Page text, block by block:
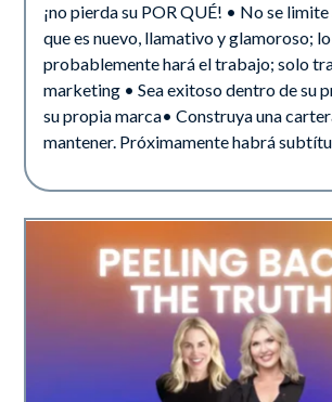
¡no pierda su POR QUÉ! • No se
que es nuevo, llamativo y glamoroso;
probablemente hará el trabajo; solo
marketing • Sea exitoso dentro de su
su propia marca• Construya una
mantener. Próximamente habrá